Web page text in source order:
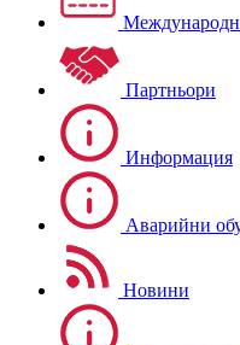
Партньори
Информация
Аварийни
Новини